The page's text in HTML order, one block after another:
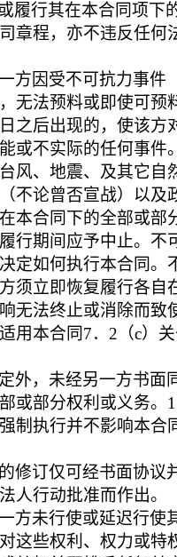
履行其在本合同项下
章程，亦不违反任何
方因受不可抗力事件
无法预料或即使可预
之后出现的，使该方
或不实际的任何事件
风、地震、及其它自
不论曾否宣战）以及
本合同下的全部或部
行期间应予中止。不
定如何执行本合同。
须立即恢复履行各自
无法终止或消除而致
用本合同7．2（c）
外，未经另一方书面
或部分权利或义务。
制执行并不影响本合
修订仅可经书面协议
人行动批准而作出。
方未行使或延迟行使
这些权利、权力或特